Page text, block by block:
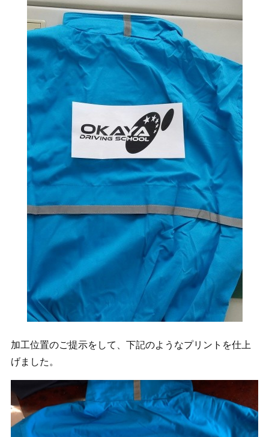
加工位置のご提示をして、下記のようなプリントを仕上
げました。